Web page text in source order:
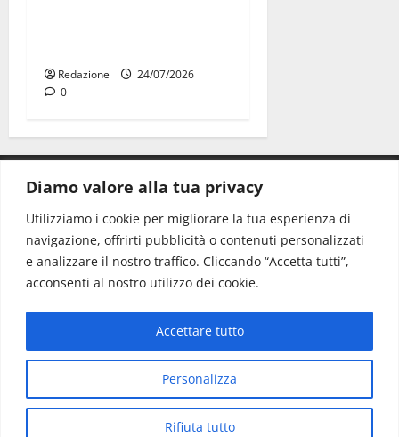
Diamo valore alla tua privacy
Utilizziamo i cookie per migliorare la tua esperienza di
navigazione, offrirti pubblicità o contenuti personalizzati
e analizzare il nostro traffico. Cliccando “Accetta tutti”,
acconsenti al nostro utilizzo dei cookie.
Personalizza
Rifiuta tutto
Accettare tutto
Redazione
24/07/2026
0
CONTATTI.
Redazione: redazione@www.martinasera.it
Direttore:direttore@www.martinasera.it
Info & Commerciale:info@www.martinasera.it
Home News Vivere la città EVENTI
Salute
Il Blog del Direttore
Copyright © All rights reserved.